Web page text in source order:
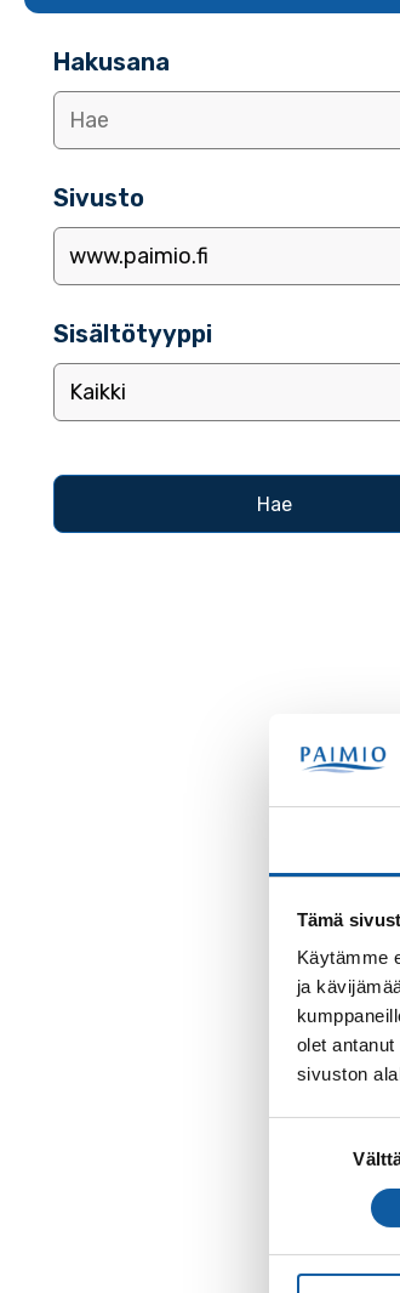
Tämä
Käytämme
ja
olet
sivuston
Hakusana
Sivusto
Sisältötyyppi